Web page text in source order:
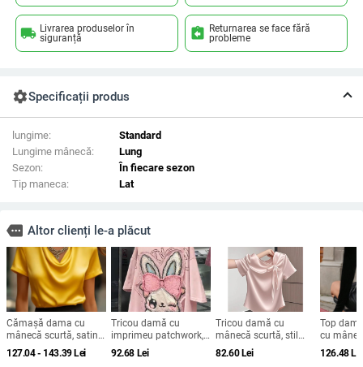
local_shipping Livrarea produselor în
siguranță
assignment_return Returnarea se face fără
probleme
settingsSpecificații produs
lungime:
Standard
Lungime mânecă:
Lung
Sezon:
În fiecare sezon
Tip maneca:
Lat
more Altor clienți le-a plăcut
Cămașă dama cu
mânecă scurtă, satin
moale de poliester
95%+, guler turn-down,
127.04 - 143.39Lei
Tricou damă cu
imprimeu patchwork,
mâneci scurte, plus
size, croială lejeră,
92.68 Lei
Tricou damă cu
mânecă scurtă, stil
chinezesc, vară 2025,
design cu funda și
82.60Lei
Top
cu
decolteu
spate
126.48Lei